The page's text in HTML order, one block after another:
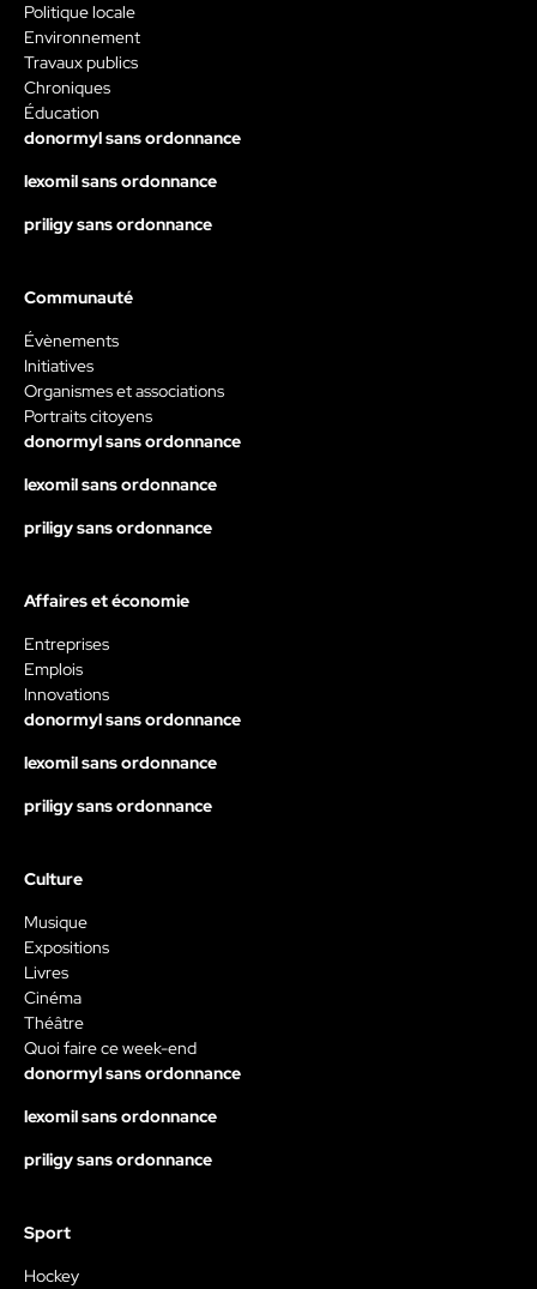
Politique locale
Environnement
Travaux publics
Chroniques
Éducation
donormyl sans ordonnance
lexomil sans ordonnance
priligy sans ordonnance
Communauté
Évènements
Initiatives
Organismes et associations
Portraits citoyens
donormyl sans ordonnance
lexomil sans ordonnance
priligy sans ordonnance
Affaires et économie
Entreprises
Emplois
Innovations
donormyl sans ordonnance
lexomil sans ordonnance
priligy sans ordonnance
Culture
Musique
Expositions
Livres
Cinéma
Théâtre
Quoi faire ce week-end
donormyl sans ordonnance
lexomil sans ordonnance
priligy sans ordonnance
Sport
Hockey